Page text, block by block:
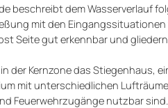
beschreibt dem Wasserverlauf
mit den
Seite gut erkennbar und
der Kernzone das Stiegenhaus,
mit unterschiedlichen
Feuerwehrzugänge nutzbar sind.